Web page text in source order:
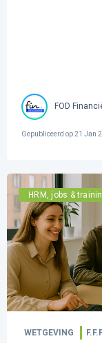
FOD
Gepubliceerd op21 Jan
HRM, jobs &
WETGEVING